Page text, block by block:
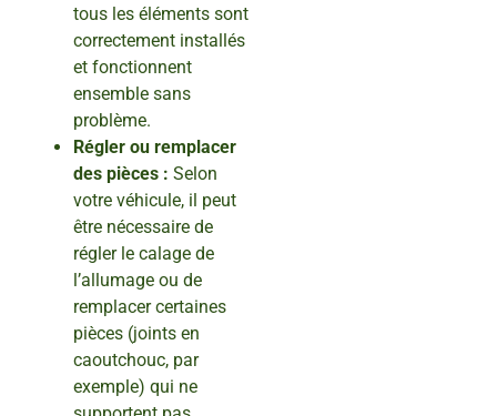
tous les éléments sont
correctement installés
et fonctionnent
ensemble sans
problème.
Régler ou remplacer
des pièces : Selon
votre véhicule, il peut
être nécessaire de
régler le calage de
l’allumage ou de
remplacer certaines
pièces (joints en
caoutchouc, par
exemple) qui ne